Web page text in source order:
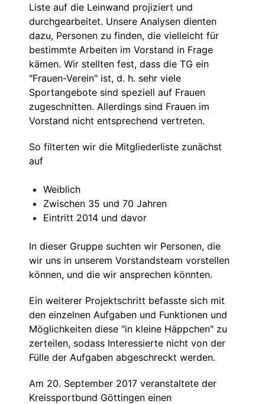
Liste auf die Leinwand projiziert und
durchgearbeitet. Unsere Analysen dienten
dazu, Personen zu finden, die vielleicht für
bestimmte Arbeiten im Vorstand in Frage
kämen. Wir stellten fest, dass die TG ein
"Frauen-Verein" ist, d. h. sehr viele
Sportangebote sind speziell auf Frauen
zugeschnitten. Allerdings sind Frauen im
Vorstand nicht entsprechend vertreten.
So filterten wir die Mitgliederliste zunächst
auf
Weiblich
Zwischen 35 und 70 Jahren
Eintritt 2014 und davor
In dieser Gruppe suchten wir Personen, die
wir uns in unserem Vorstandsteam vorstellen
können, und die wir ansprechen könnten.
Ein weiterer Projektschritt befasste sich mit
den einzelnen Aufgaben und Funktionen und
Möglichkeiten diese "in kleine Häppchen" zu
zerteilen, sodass Interessierte nicht von der
Fülle der Aufgaben abgeschreckt werden.
Am 20. September 2017 veranstaltete der
Kreissportbund Göttingen einen